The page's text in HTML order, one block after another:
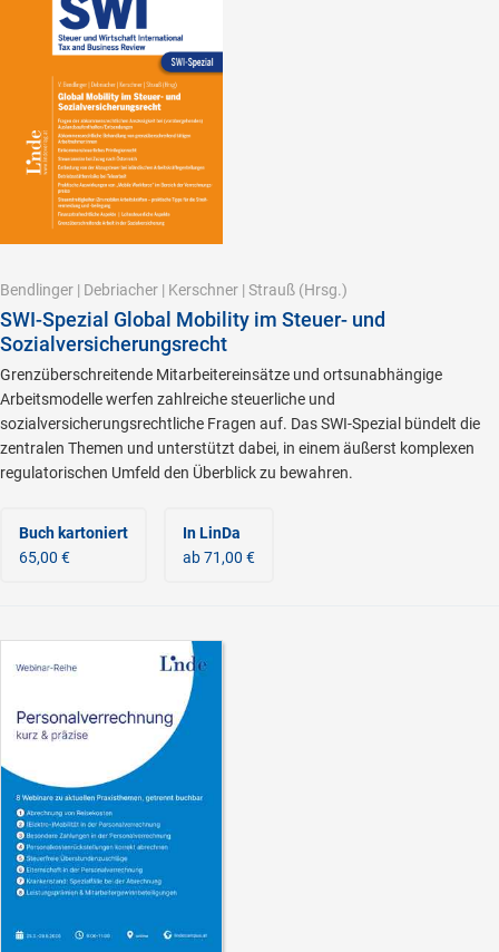
Bendlinger | Debriacher | Kerschner | Strauß (Hrsg.)
SWI-Spezial Global Mobility im Steuer- und
Sozialversicherungsrecht
Grenzüberschreitende Mitarbeitereinsätze und ortsunabhängige
Arbeitsmodelle werfen zahlreiche steuerliche und
sozialversicherungsrechtliche Fragen auf. Das SWI-Spezial bündelt die
zentralen Themen und unterstützt dabei, in einem äußerst komplexen
regulatorischen Umfeld den Überblick zu bewahren.
Buch kartoniert
65,00 €
In LinDa
ab 71,00 €